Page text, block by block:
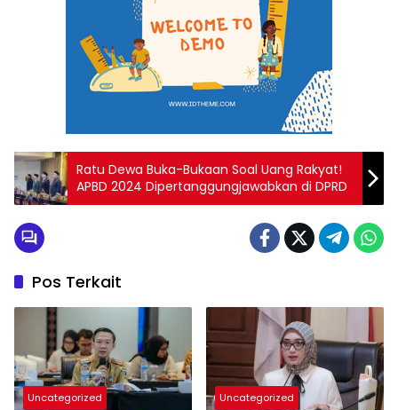
Ratu Dewa Buka-Bukaan Soal Uang Rakyat!
APBD 2024 Dipertanggungjawabkan di DPRD
Pos Terkait
Uncategorized Uncategorized